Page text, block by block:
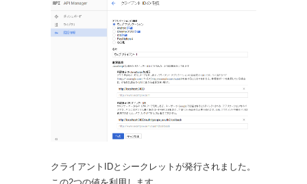
クライアントIDとシークレットが発行されました。